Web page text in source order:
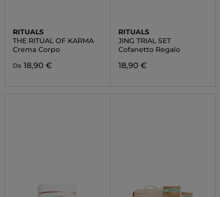
RITUALS
THE RITUAL OF KARMA
Crema Corpo
Da 18,90 €
RITUALS
JING TRIAL SET
Cofanetto Regalo
18,90 €